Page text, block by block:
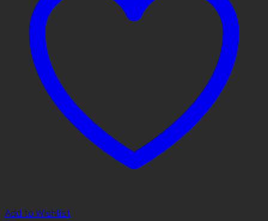
Add to Wishlist